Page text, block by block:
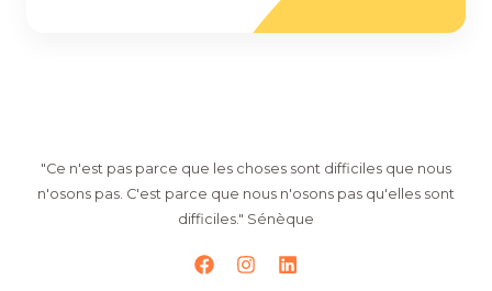
"Ce n'est pas parce que les choses sont difficiles que nous
n'osons pas. C'est parce que nous n'osons pas qu'elles sont
difficiles." Sénèque